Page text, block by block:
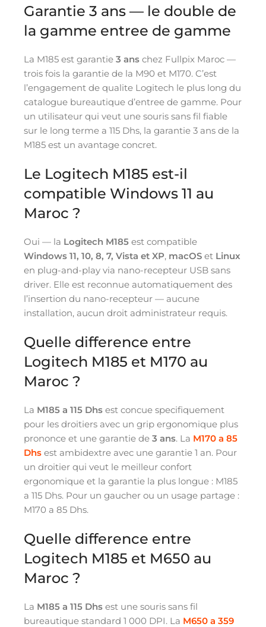
Garantie 3 ans — le double de
la gamme entree de gamme
La M185 est garantie 3 ans chez Fullpix Maroc —
trois fois la garantie de la M90 et M170. C’est
l’engagement de qualite Logitech le plus long du
catalogue bureautique d’entree de gamme. Pour
un utilisateur qui veut une souris sans fil fiable
sur le long terme a 115 Dhs, la garantie 3 ans de la
M185 est un avantage concret.
Le Logitech M185 est-il
compatible Windows 11 au
Maroc ?
Oui — la Logitech M185 est compatible
Windows 11, 10, 8, 7, Vista et XP, macOS et Linux
en plug-and-play via nano-recepteur USB sans
driver. Elle est reconnue automatiquement des
l’insertion du nano-recepteur — aucune
installation, aucun droit administrateur requis.
Quelle difference entre
Logitech M185 et M170 au
Maroc ?
La M185 a 115 Dhs est concue specifiquement
pour les droitiers avec un grip ergonomique plus
prononce et une garantie de 3 ans. La M170 a 85
Dhs est ambidextre avec une garantie 1 an. Pour
un droitier qui veut le meilleur confort
ergonomique et la garantie la plus longue : M185
a 115 Dhs. Pour un gaucher ou un usage partage :
M170 a 85 Dhs.
Quelle difference entre
Logitech M185 et M650 au
Maroc ?
La M185 a 115 Dhs est une souris sans fil
bureautique standard 1 000 DPI. La M650 a 359